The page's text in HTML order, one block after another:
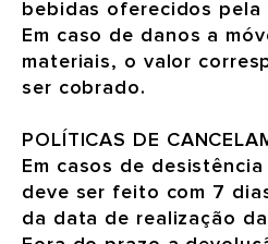
bebidas oferecidos pela
Em caso de danos a
materiais, o valor
ser cobrado.
POLÍTICAS DE
Em casos de
deve ser feito com 7
da data de realização